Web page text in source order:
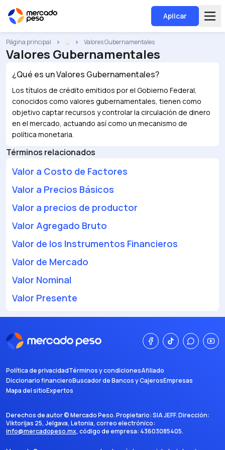
Aplicar
Página principal ... Valores Gubernamentales
Valores Gubernamentales
¿Qué es unValores Gubernamentales?
Los títulos de crédito emitidos por el Gobierno Federal,
conocidos como valores gubernamentales, tienen como
objetivo captar recursos y controlar la circulación de dinero
en el mercado, actuando así como un mecanismo de
política monetaria.
Términos relacionados
Valor a Costo de Factores
Valor a Precios Básicos
Valor a precios de productor
Valor Agregado Bruto
Valor de los Instrumentos Financieros
Valor de Mercado
Valor Nominal
Valor Presente
Política de privacidadTérminos y condicionesAfiliado
Diccionario financieroBuscador de Bancos y CajerosEmpresas
Mapa del sitioExpertos
Derechos de autor ©Mercado Peso. Propietario:SIA JEFF. Dirección:
Viktorijas 25, Jelgava, Letonia, correo electrónico:
info@mercadopeso.mx, código de empresa: 43603085405.